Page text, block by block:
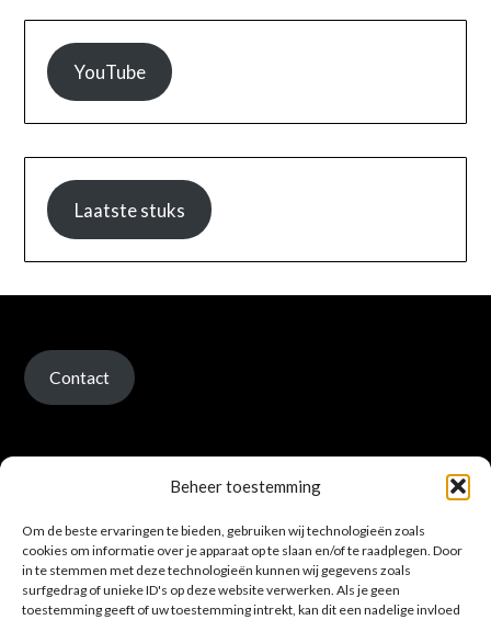
Beheer toestemming
Om de beste ervaringen te bieden, gebruiken wij technologieën zoals
cookies om informatie over je apparaat op te slaan en/of te raadplegen. Door
in te stemmen met deze technologieën kunnen wij gegevens zoals
surfgedrag of unieke ID's op deze website verwerken. Als je geen
toestemming geeft of uw toestemming intrekt, kan dit een nadelige invloed
YouTube
Laatste stuks
Contact
Verzenden en retour